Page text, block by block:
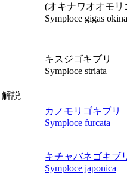
解説
(オキナワオオモリ
Symploce gigas
キスジゴキブリ
Symploce striata
カノモリゴキブリ
Symploce furcata
キチャバネゴキブ
Symploce japonica